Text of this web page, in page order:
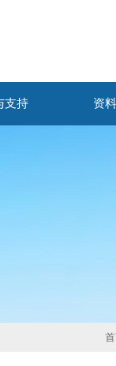
支持 资